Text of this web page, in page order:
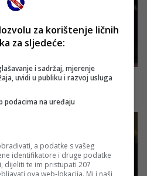
za korištenje ličnih
za sljedeće:
i sadržaj, mjerenje
uvidi u publiku i razvoj usluga
podacima na uređaju
a podatke s vašeg
identifikatore i druge podatke
dijeliti te im pristupati 207
ova web-lokacija. Mi i naši